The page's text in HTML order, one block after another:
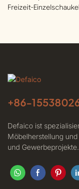
Freizeit-
+86-
Defaico ist
Möbelherstellung
und Gewerbeprojekte.